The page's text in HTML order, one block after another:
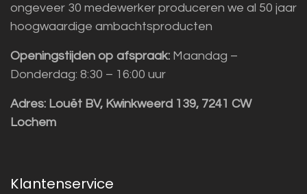
ongeveer 30 medewerker produceren we al 50 jaar
hoogwaardige ambachtsproducten
Openingstijden op afspraak: Maandag –
Donderdag: 8:30 – 16:00 uur
Adres: Louët BV, Kwinkweerd 139, 7241 CW
Lochem
Klantenservice